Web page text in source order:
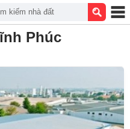
Phúc
kiếm nhà đất